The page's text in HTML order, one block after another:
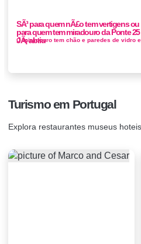
SÃ³ para quem nÃ£o tem vertigens
para quem tem miradouro da Ponte
JÃ¡ abriu
Turismo em Portugal
Explora restaurantes museus